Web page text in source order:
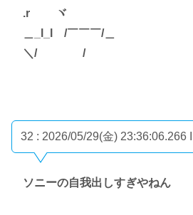
.r ヾ
＿_l_l /￣￣￣/＿
＼/ /
32 : 2026/05/29(金) 23:36:06.266
ソニーの自我出しすぎやねん